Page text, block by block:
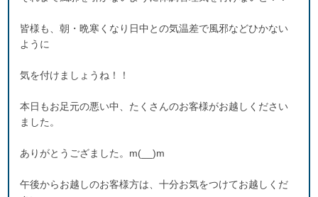
皆様も、朝・晩寒くなり日中との気温差で風邪などひかない
ように
気を付けましょうね！！
本日もお足元の悪い中、たくさんのお客様がお越しください
ました。
ありがとうござました。m(__)m
午後からお越しのお客様方は、十分お気をつけてお越しくだ